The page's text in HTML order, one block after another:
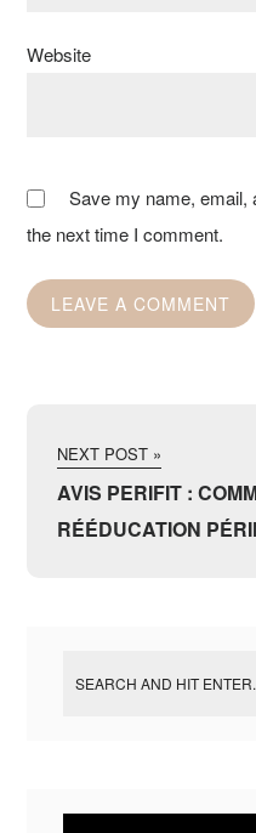
Website
Save my name, email,
the next time I comment.
NEXT POST »
AVIS PERIFIT :
RÉÉDUCATION